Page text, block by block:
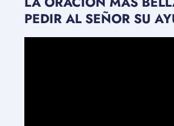
PEDIR AL SEÑOR SU